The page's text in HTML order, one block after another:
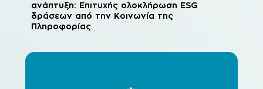
ανάπτυξη: Επιτυχής ολοκλήρωση ESG
δράσεων από την Κοινωνία της
Πληροφορίας